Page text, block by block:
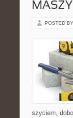
POSTED
szyciem,